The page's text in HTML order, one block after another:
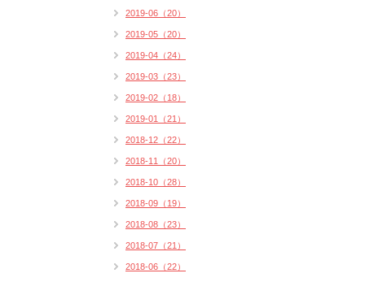
2019-06（20）
2019-05（20）
2019-04（24）
2019-03（23）
2019-02（18）
2019-01（21）
2018-12（22）
2018-11（20）
2018-10（28）
2018-09（19）
2018-08（23）
2018-07（21）
2018-06（22）